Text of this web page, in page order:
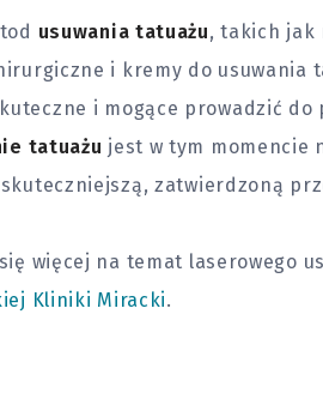
usuwania tatuażu, takich jak
i kremy do usuwania
i mogące prowadzić do
tatuażu jest w tym momencie
zatwierdzoną
więcej na temat laserowego
Kliniki Miracki.